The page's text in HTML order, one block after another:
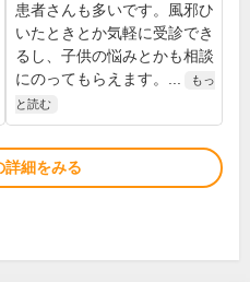
患者さんも多いです。風邪ひ
いたときとか気軽に受診でき
るし、子供の悩みとかも相談
にのってもらえます。...
もっ
と読む
詳細をみる